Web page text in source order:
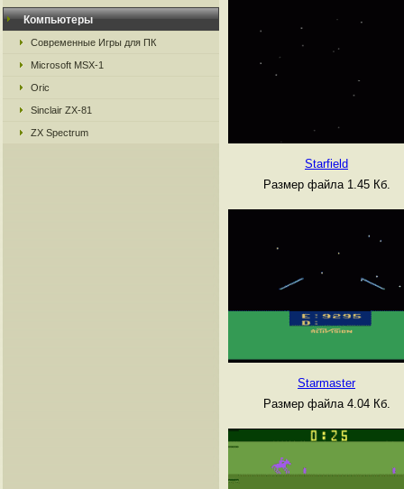
Компьютеры
Современные Игры для ПК
Microsoft MSX-1
Oric
Sinclair ZX-81
ZX Spectrum
Starfield
Размер файла 1.45 Кб.
Starmaster
Размер файла 4.04 Кб.